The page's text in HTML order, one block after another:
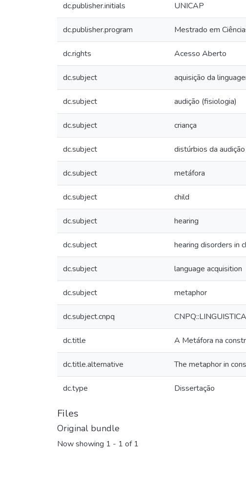
dc.publisher.initials UNICAP
dc.publisher.program Mestrado em
dc.rights Acesso Aberto
dc.subject aquisição da
dc.subject audição (fisiologia)
dc.subject criança
dc.subject distúrbios da
dc.subject metáfora
dc.subject child
dc.subject hearing
dc.subject hearing disorders in
dc.subject language acquisition
dc.subject metaphor
dc.subject.cnpq
dc.title A Metáfora na
dc.title.alternative The metaphor in
dc.type Dissertação
Files
Original bundle
Now showing 1 - 1 of 1